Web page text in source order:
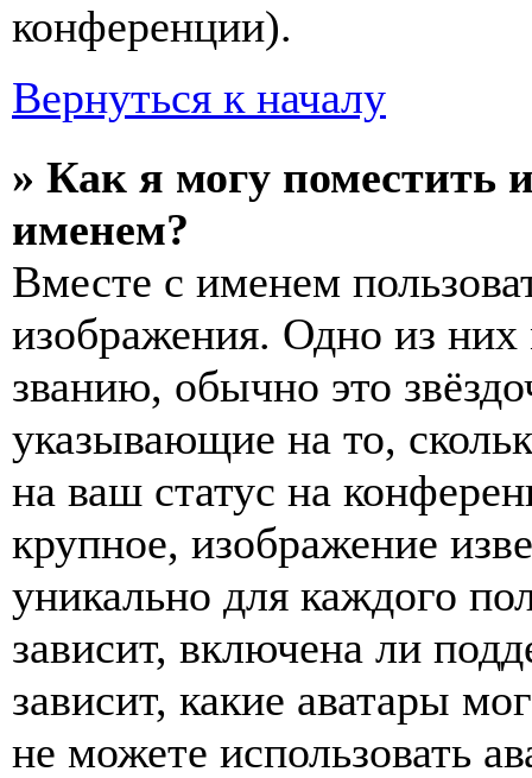
конференции).
Вернуться к началу
» Как я могу поместить
именем?
Вместе с именем
изображения. Одно из
званию, обычно это
указывающие на то,
на ваш статус на
крупное, изображение
уникально для каждого
зависит, включена ли
зависит, какие аватары
не можете использовать